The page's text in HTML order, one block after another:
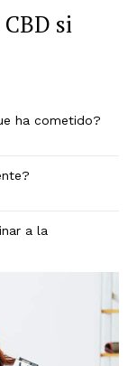
si
ha cometido?
a la